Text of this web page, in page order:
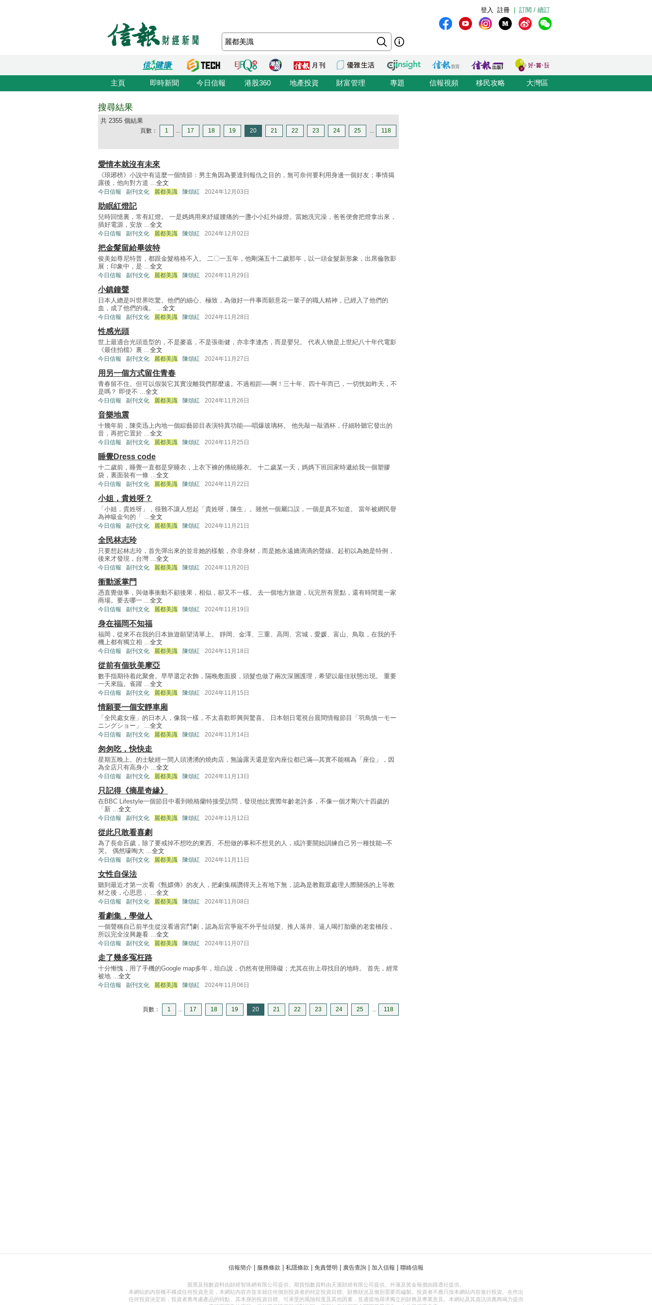
訂閱 / 續訂
註冊
登入
主頁 即時新聞 今日信報 港股360 地產投資 財富管理 專題 信報視頻 移民攻略 大灣區
搜尋結果
共 2355 個結果
頁數： 1 ... 17 18 19 20 21 22 23 24 25 ... 118
愛情本就沒有未來
《琅琊榜》小說中有這麼一個情節：男主角因為要達到報仇之目的，無可奈何要利用身邊一個好友；事情揭
露後，他向對方道 ...全文
今日信報 副刊文化 麗都美識 陳頌紅 2024年12月03日
助眠紅燈記
兒時回憶裏，常有紅燈。 一是媽媽用來紓緩腰痛的一盞小小紅外線燈。當她洗完澡，爸爸便會把燈拿出來，
插好電源，安放 ...全文
今日信報 副刊文化 麗都美識 陳頌紅 2024年12月02日
把金髮留給畢彼特
俊美如尊尼特普，都跟金髮格格不入。 二〇一五年，他剛滿五十二歲那年，以一頭金髮新形象，出席倫敦影
展；印象中，是 ...全文
今日信報 副刊文化 麗都美識 陳頌紅 2024年11月29日
小鎮鐘聲
日本人總是叫世界吃驚。他們的細心、極致，為做好一件事而願意花一輩子的職人精神，已經入了他們的
血，成了他們的魂。 ...全文
今日信報 副刊文化 麗都美識 陳頌紅 2024年11月28日
性感光頭
世上最適合光頭造型的，不是麥嘉，不是張衛健，亦非李連杰，而是嬰兒。 代表人物是上世紀八十年代電影
《最佳拍檔》裏 ...全文
今日信報 副刊文化 麗都美識 陳頌紅 2024年11月27日
用另一個方式留住青春
青春留不住。但可以假裝它其實沒離我們那麼遠。不過相距──啊！三十年、四十年而已，一切恍如昨天，不
是嗎？ 即使不 ...全文
今日信報 副刊文化 麗都美識 陳頌紅 2024年11月26日
音樂地震
十幾年前，陳奕迅上內地一個綜藝節目表演特異功能──唱爆玻璃杯。 他先敲一敲酒杯，仔細聆聽它發出的
音，再把它置於 ...全文
今日信報 副刊文化 麗都美識 陳頌紅 2024年11月25日
睡覺Dress code
十二歲前，睡覺一直都是穿睡衣，上衣下褲的傳統睡衣。 十二歲某一天，媽媽下班回家時遞給我一個塑膠
袋，裏面裝有一條 ...全文
今日信報 副刊文化 麗都美識 陳頌紅 2024年11月22日
小姐，貴姓呀？
「小姐，貴姓呀」，很難不讓人想起「貴姓呀，陳生」。雖然一個屬口誤，一個是真不知道。 當年被網民譽
為神級金句的「 ...全文
今日信報 副刊文化 麗都美識 陳頌紅 2024年11月21日
全民林志玲
只要想起林志玲，首先彈出來的並非她的樣貌，亦非身材，而是她永遠嬌滴滴的聲線。起初以為她是特例，
後來才發現，台灣 ...全文
今日信報 副刊文化 麗都美識 陳頌紅 2024年11月20日
衝動派掌門
憑直覺做事，與做事衝動不顧後果，相似，卻又不一樣。 去一個地方旅遊，玩完所有景點，還有時間逛一家
商場。要去哪一 ...全文
今日信報 副刊文化 麗都美識 陳頌紅 2024年11月19日
身在福岡不知福
福岡，從來不在我的日本旅遊願望清單上。 靜岡、金澤、三重、高岡、宮城，愛媛、富山、鳥取，在我的手
機上都有獨立相 ...全文
今日信報 副刊文化 麗都美識 陳頌紅 2024年11月18日
從前有個狄美摩亞
數手指期待着此聚會。早早選定衣飾，隔晚敷面膜，頭髮也做了兩次深層護理，希望以最佳狀態出現。 重要
一天來臨。雀躍 ...全文
今日信報 副刊文化 麗都美識 陳頌紅 2024年11月15日
情願要一個安靜車廂
「全民處女座」的日本人，像我一樣，不太喜歡即興與驚喜。 日本朝日電視台晨間情報節目「羽鳥慎一モー
ニングショー」 ...全文
今日信報 副刊文化 麗都美識 陳頌紅 2024年11月14日
匆匆吃，快快走
星期五晚上。的士駛經一間人頭湧湧的燒肉店，無論露天還是室內座位都已滿—其實不能稱為「座位」，因
為全店只有高身小 ...全文
今日信報 副刊文化 麗都美識 陳頌紅 2024年11月13日
只記得《摘星奇緣》
在BBC Lifestyle一個節目中看到曉格蘭特接受訪問，發現他比實際年齡老許多，不像一個才剛六十四歲的
「新 ...全文
今日信報 副刊文化 麗都美識 陳頌紅 2024年11月12日
從此只敢看喜劇
為了長命百歲，除了要戒掉不想吃的東西、不想做的事和不想見的人，或許要開始訓練自己另一種技能─不
哭。 偶然嚎啕大 ...全文
今日信報 副刊文化 麗都美識 陳頌紅 2024年11月11日
女性自保法
聽到最近才第一次看《甄嬛傳》的友人，把劇集稱讚得天上有地下無，認為是教觀眾處理人際關係的上等教
材之後，心思思， ...全文
今日信報 副刊文化 麗都美識 陳頌紅 2024年11月08日
看劇集，學做人
一個聲稱自己前半生從沒看過宮鬥劇，認為后宮爭寵不外乎扯頭髮、推人落井、逼人喝打胎藥的老套橋段，
所以完全沒興趣看 ...全文
今日信報 副刊文化 麗都美識 陳頌紅 2024年11月07日
走了幾多冤枉路
十分慚愧，用了手機的Google map多年，坦白說，仍然有使用障礙；尤其在街上尋找目的地時。 首先，經常
被地 ...全文
今日信報 副刊文化 麗都美識 陳頌紅 2024年11月06日
頁數： 1 ... 17 18 19 20 21 22 23 24 25 ... 118
信報簡介 服務條款 私隱條款 免責聲明 廣告查詢 加入信報 聯絡信報
股票及指數資料由財經智珠網有限公司提供。期貨指數資料由天滙財經有限公司提供。外滙及黃金報價由路透社提供。
本網站的內容概不構成任何投資意見，本網站內容亦並非就任何個別投資者的特定投資目標、財務狀況及個別需要而編製。投資者不應只按本網站內容進行投資。在作出
任何投資決定前，投資者應考慮產品的特點、其本身的投資目標、可承受的風險程度及其他因素，並適當地尋求獨立的財務及專業意見。本網站及其資訊供應商竭力提供